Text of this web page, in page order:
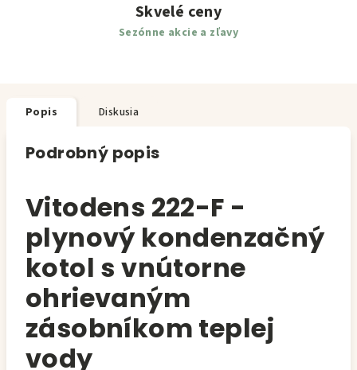
Skvelé ceny
Sezónne akcie a zľavy
Popis Diskusia
Podrobný popis
Vitodens 222-F -
plynový kondenzačný
kotol s vnútorne
ohrievaným
zásobníkom teplej
vody